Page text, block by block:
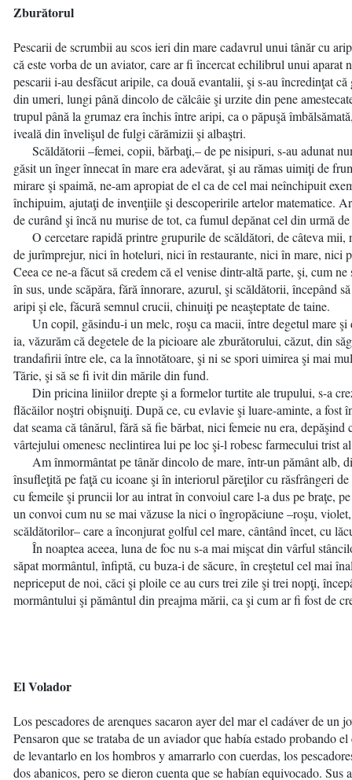
Zburătorul
Pescarii de scrumbii au scos ieri din mare cadavrul unui tânăr cu
că este vorba de un aviator, care ar fi încercat echilibrul unui aparat
pescarii i-au desfăcut aripile, ca două evantalii, şi s-au încredinţat
din umeri, lungi până dincolo de călcâie şi urzite din pene
trupul până la grumaz era închis între aripi, ca o păpuşă
iveală din învelişul de fulgi cărămizii şi albaştri.
Scăldătorii –femei, copii, bărbaţi,– de pe nisipuri, s-au adunat
găsit un înger înnecat în mare era adevărat, şi au rămas uimiţi de
mirare şi spaimă, ne-am apropiat de el ca de cel mai neînchipuit
închipuim, ajutaţi de invenţiile şi descoperirile artelor matematice.
de curând şi încă nu murise de tot, ca fumul depănat cel din urmă
O cercetare rapidă printre grupurile de scăldători, de câteva mii,
de jurîmprejur, nici în hoteluri, nici în restaurante, nici în mare, nici
Ceea ce ne-a făcut să credem că el venise dintr-altă parte, şi, cum
în sus, unde scăpăra, fără înnorare, azurul, şi scăldătorii, începând
aripi şi ele, făcură semnul crucii, chinuiţi pe neaşteptate de taine.
Un copil, găsindu-i un melc, roşu ca macii, între degetul mare şi
ia, văzurăm că degetele de la picioare ale zburătorului, căzut, din
trandafirii între ele, ca la înnotătoare, şi ni se spori uimirea şi mai
Tărie, şi să se fi ivit din mările din fund.
Din pricina liniilor drepte şi a formelor turtite ale trupului, s-a
flăcăilor noştri obişnuiţi. După ce, cu evlavie şi luare-aminte, a fost
dat seama că tânărul, fără să fie bărbat, nici femeie nu era,
vârtejului omenesc neclintirea lui pe loc şi-l robesc farmecului trist
Am înmormântat pe tânăr dincolo de mare, într-un pământ alb,
însufleţită pe faţă cu icoane şi în interiorul păreţilor cu răsfrângeri
cu femeile şi pruncii lor au intrat în convoiul care l-a dus pe braţe,
un convoi cum nu se mai văzuse la nici o îngropăciune –roşu,
scăldătorilor– care a înconjurat golful cel mare, cântând încet, cu
În noaptea aceea, luna de foc nu s-a mai mişcat din vârful
săpat mormântul, înfiptă, cu buza-i de săcure, în creştetul cel mai
nepriceput de noi, căci şi ploile ce au curs trei zile şi trei nopţi,
mormântului şi pământul din preajma mării, ca şi cum ar fi fost de
El Volador
Los pescadores de arenques sacaron ayer del mar el cadáver de un
Pensaron que se trataba de un aviador que había estado probando
de levantarlo en los hombros y amarrarlo con cuerdas, los
dos abanicos, pero se dieron cuenta que se habían equivocado.